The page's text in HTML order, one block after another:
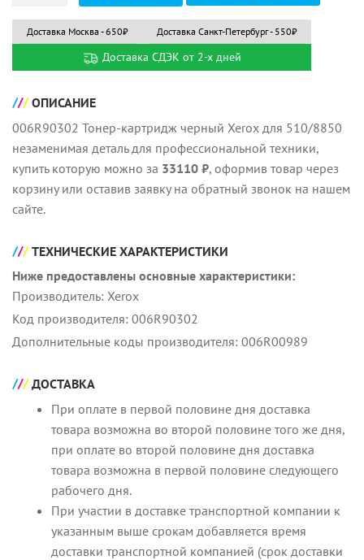
Доставка Москва - 650₽ Доставка Санкт-Петербург - 550₽
Доставка СДЭК от 2-х дней
ОПИСАНИЕ
006R90302 Тонер-картридж черный Xerox для 510/8850
незаменимая деталь для профессиональной техники,
купить которую можно за 33110 ₽, оформив товар через
корзину или оставив заявку на обратный звонок на нашем
сайте.
ТЕХНИЧЕСКИЕ ХАРАКТЕРИСТИКИ
Ниже предоставлены основные характеристики:
Производитель: Xerox
Код производителя: 006R90302
Дополнительные коды производителя: 006R00989
ДОСТАВКА
При оплате в первой половине дня доставка
товара возможна во второй половине того же дня,
при оплате во второй половине дня доставка
товара возможна в первой половине следующего
рабочего дня.
При участии в доставке транспортной компании к
указанным выше срокам добавляется время
доставки транспортной компанией (срок доставки